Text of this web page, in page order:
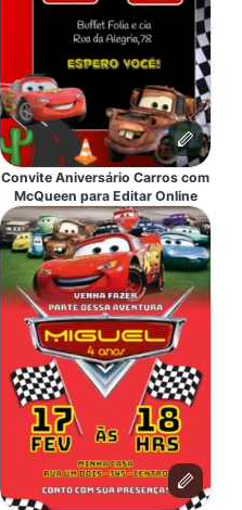
Convite Aniversário Carros com
McQueen para Editar Online